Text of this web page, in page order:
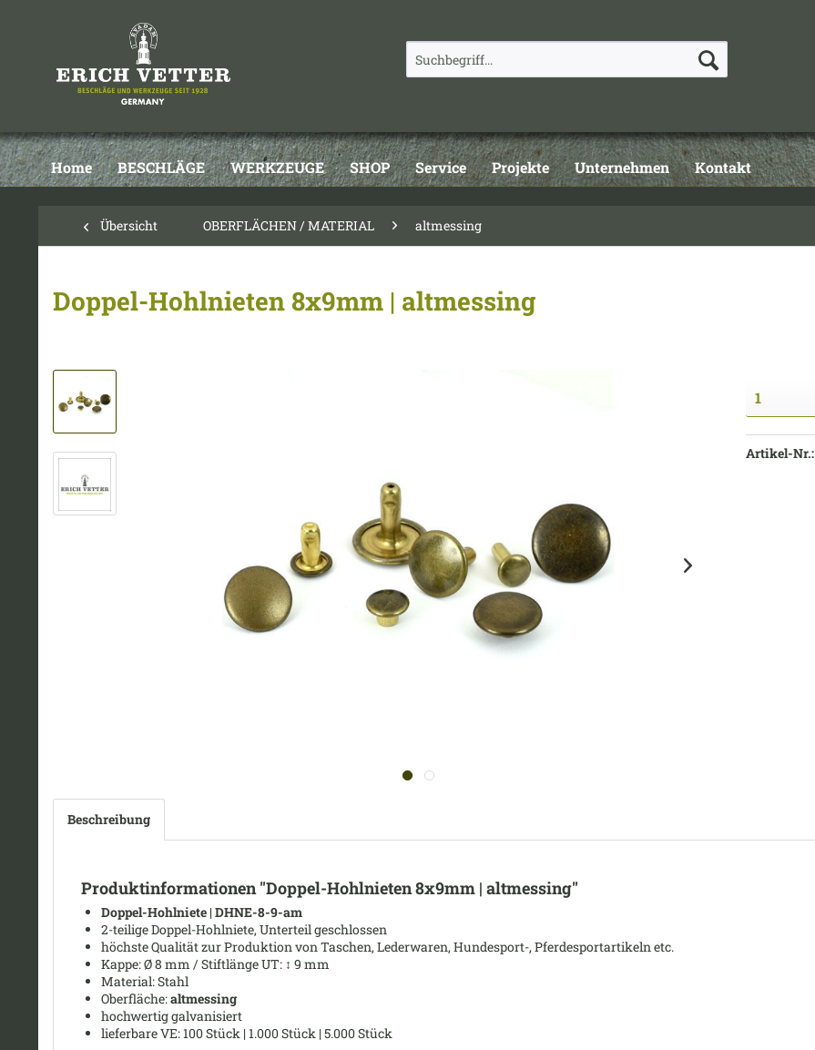
Home BESCHLÄGE WERKZEUGE SHOP Service Projekte Unternehmen Kontakt
Übersicht OBERFLÄCHEN / MATERIAL altmessing
Doppel-Hohlnieten 8x9mm | altmessing
Artikel-Nr.:
Beschreibung
Produktinformationen "Doppel-Hohlnieten 8x9mm | altmessing"
Doppel-Hohlniete | DHNE-8-9-am
2-teilige Doppel-Hohlniete, Unterteil geschlossen
höchste Qualität zur Produktion von Taschen, Lederwaren, Hundesport-, Pferdesportartikeln etc.
Kappe: Ø8 mm / Stiftlänge UT: ↕ 9 mm
Material: Stahl
Oberfläche:altmessing
hochwertig galvanisiert
lieferbare VE: 100 Stück | 1.000 Stück | 5.000 Stück